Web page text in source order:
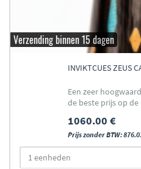
Verzending binnen 15 dagen
INVIKTCUES ZEUS
Een zeer
de beste prijs op
1060.00 €
Prijs zonder BTW: